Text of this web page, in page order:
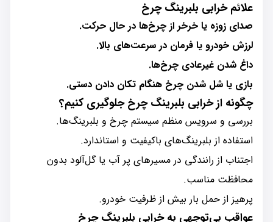
علائم خرابی بلبرینگ چرخ
صدای زوزه یا خرخر از چرخ‌ها در حال حرکت.
لرزش خودرو یا فرمان در سرعت‌های بالا.
داغ شدن غیرعادی چرخ‌ها.
بازی یا شل شدن چرخ هنگام تکان دادن دستی.
چگونه از خرابی بلبرینگ چرخ جلوگیری کنیم؟
بررسی و سرویس منظم سیستم چرخ و بلبرینگ‌ها.
استفاده از بلبرینگ‌های باکیفیت و استاندارد.
اجتناب از رانندگی در مسیرهای پر آب یا گل‌آلود بدون
محافظت مناسب.
پرهیز از حمل بار بیش از ظرفیت خودرو.
عواقب بی‌توجهی به خرابی بلبرینگ چرخ